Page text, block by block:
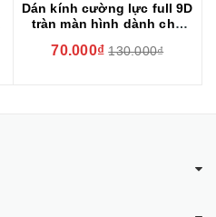
Dán kính cường lực full 9D
tràn màn hình dành cho
màu
70.000₫ 130.000₫